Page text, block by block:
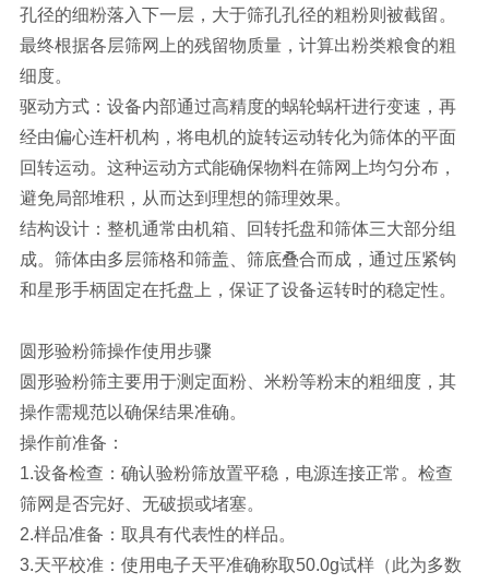
孔径的细粉落入下一层，大于筛孔孔径的粗粉则被截留。
最终根据各层筛网上的残留物质量，计算出粉类粮食的粗
细度。
驱动方式：设备内部通过高精度的蜗轮蜗杆进行变速，再
经由偏心连杆机构，将电机的旋转运动转化为筛体的平面
回转运动。这种运动方式能确保物料在筛网上均匀分布，
避免局部堆积，从而达到理想的筛理效果。
结构设计：整机通常由机箱、回转托盘和筛体三大部分组
成。筛体由多层筛格和筛盖、筛底叠合而成，通过压紧钩
和星形手柄固定在托盘上，保证了设备运转时的稳定性。
圆形验粉筛操作使用步骤
圆形验粉筛主要用于测定面粉、米粉等粉末的粗细度，其
操作需规范以确保结果准确。
操作前准备：
1.设备检查：确认验粉筛放置平稳，电源连接正常。检查
筛网是否完好、无破损或堵塞。
2.样品准备：取具有代表性的样品。
3.天平校准：使用电子天平准确称取50.0g试样（此为多数